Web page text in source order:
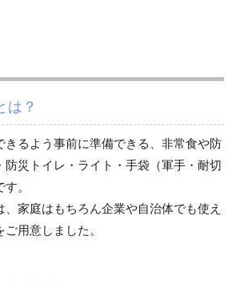
品
イパー クリーンルーム対策用品
ト） 救急医療品
節商品
は？
きるよう事前に準備できる、非常食や防
防災トイレ・ライト・手袋（軍手・耐切
。
、家庭はもちろん企業や自治体でも使え
用意しました。